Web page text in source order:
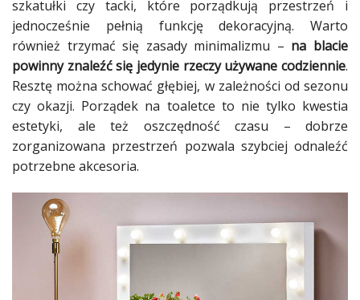
szkatułki czy tacki, które porządkują przestrzeń i
jednocześnie pełnią funkcję dekoracyjną. Warto
również trzymać się zasady minimalizmu – na blacie
powinny znaleźć się jedynie rzeczy używane codziennie.
Resztę można schować głębiej, w zależności od sezonu
czy okazji. Porządek na toaletce to nie tylko kwestia
estetyki, ale też oszczędność czasu – dobrze
zorganizowana przestrzeń pozwala szybciej odnaleźć
potrzebne akcesoria.